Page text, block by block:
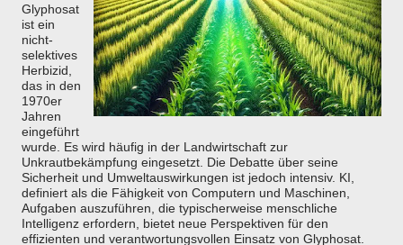
Glyphosat
ist ein
nicht-
selektives
Herbizid,
das in den
1970er
Jahren
eingeführt
wurde. Es wird häufig in der Landwirtschaft zur
Unkrautbekämpfung eingesetzt. Die Debatte über seine
Sicherheit und Umweltauswirkungen ist jedoch intensiv. KI,
definiert als die Fähigkeit von Computern und Maschinen,
Aufgaben auszuführen, die typischerweise menschliche
Intelligenz erfordern, bietet neue Perspektiven für den
effizienten und verantwortungsvollen Einsatz von Glyphosat.